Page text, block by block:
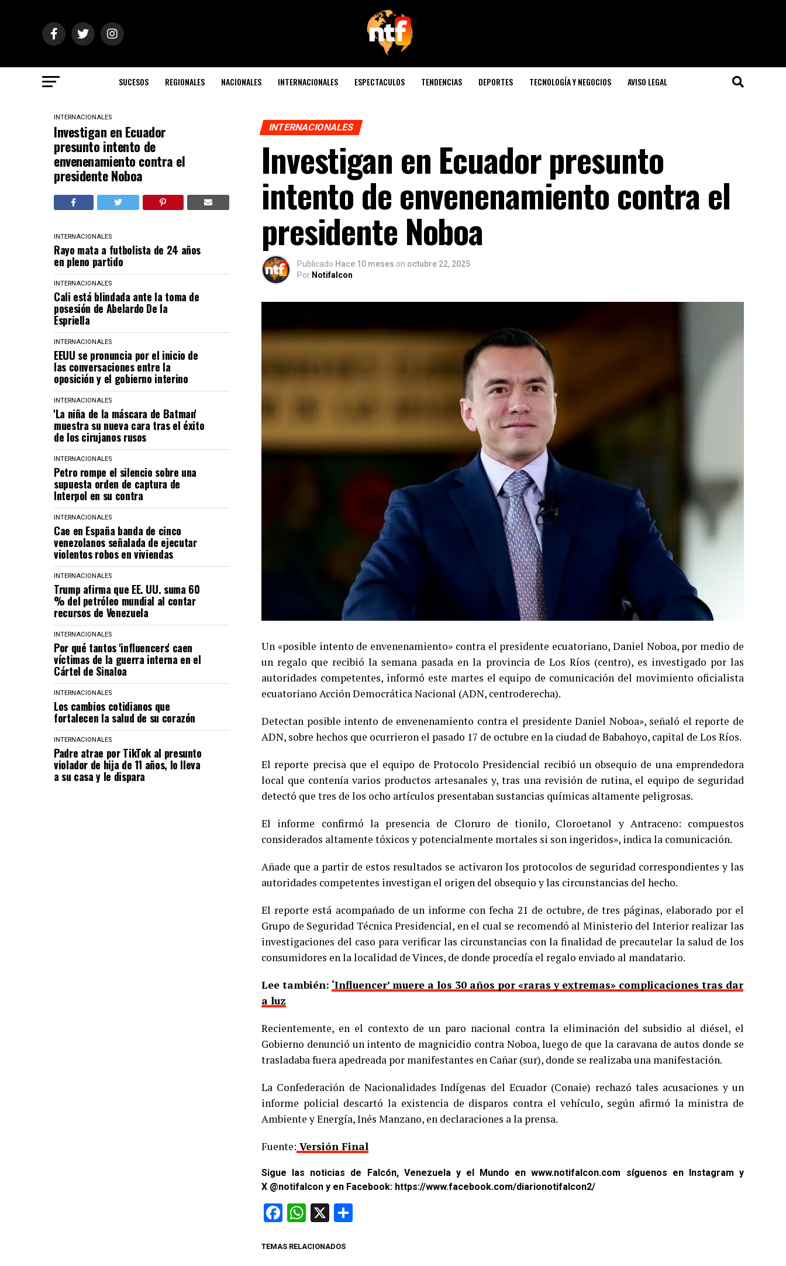
SUCESOS REGIONALES NACIONALES INTERNACIONALES ESPECTACULOS TENDENCIAS DEPORTES TECNOLOGÍA Y NEGOCIOS AVISO LEGAL
INTERNACIONALES
Investigan en Ecuador
presunto intento de
envenenamiento contra el
presidente Noboa
INTERNACIONALES
Rayo mata a futbolista de 24 años
en pleno partido
INTERNACIONALES
Cali está blindada ante la toma de
posesión de Abelardo De la
Espriella
INTERNACIONALES
EEUU se pronuncia por el inicio de
las conversaciones entre la
oposición y el gobierno interino
INTERNACIONALES
'La niña de la máscara de Batman'
muestra su nueva cara tras el éxito
de los cirujanos rusos
INTERNACIONALES
Petro rompe el silencio sobre una
supuesta orden de captura de
Interpol en su contra
INTERNACIONALES
Cae en España banda de cinco
venezolanos señalada de ejecutar
violentos robos en viviendas
INTERNACIONALES
Trump afirma que EE. UU. suma 60
% del petróleo mundial al contar
recursos de Venezuela
INTERNACIONALES
Por qué tantos 'influencers' caen
víctimas de la guerra interna en el
Cártel de Sinaloa
INTERNACIONALES
Los cambios cotidianos que
fortalecen la salud de su corazón
INTERNACIONALES
Padre atrae por TikTok al presunto
violador de hija de 11 años, lo lleva
a su casa y le dispara
INTERNACIONALES
Investigan en Ecuador presunto
intento de envenenamiento contra el
presidente Noboa
Publicado Hace 10 meses on octubre 22, 2025
Por Notifalcon
Un «posible intento de envenenamiento» contra el presidente ecuatoriano, Daniel Noboa, por medio de
un regalo que recibió la semana pasada en la provincia de Los Ríos (centro), es investigado por las
autoridades competentes, informó este martes el equipo de comunicación del movimiento oficialista
ecuatoriano Acción Democrática Nacional (ADN, centroderecha).
Detectan posible intento de envenenamiento contra el presidente Daniel Noboa», señaló el reporte de
ADN, sobre hechos que ocurrieron el pasado 17 de octubre en la ciudad de Babahoyo, capital de Los Ríos.
El reporte precisa que el equipo de Protocolo Presidencial recibió un obsequio de una emprendedora
local que contenía varios productos artesanales y, tras una revisión de rutina, el equipo de seguridad
detectó que tres de los ocho artículos presentaban sustancias químicas altamente peligrosas.
El informe confirmó la presencia de Cloruro de tionilo, Cloroetanol y Antraceno: compuestos
considerados altamente tóxicos y potencialmente mortales si son ingeridos», indica la comunicación.
Añade que a partir de estos resultados se activaron los protocolos de seguridad correspondientes y las
autoridades competentes investigan el origen del obsequio y las circunstancias del hecho.
El reporte está acompañado de un informe con fecha 21 de octubre, de tres páginas, elaborado por el
Grupo de Seguridad Técnica Presidencial, en el cual se recomendó al Ministerio del Interior realizar las
investigaciones del caso para verificar las circunstancias con la finalidad de precautelar la salud de los
consumidores en la localidad de Vinces, de donde procedía el regalo enviado al mandatario.
Lee también: ‘Influencer’ muere a los 30 años por «raras y extremas» complicaciones tras dar
a luz
Recientemente, en el contexto de un paro nacional contra la eliminación del subsidio al diésel, el
Gobierno denunció un intento de magnicidio contra Noboa, luego de que la caravana de autos donde se
trasladaba fuera apedreada por manifestantes en Cañar (sur), donde se realizaba una manifestación.
La Confederación de Nacionalidades Indígenas del Ecuador (Conaie) rechazó tales acusaciones y un
informe policial descartó la existencia de disparos contra el vehículo, según afirmó la ministra de
Ambiente y Energía, Inés Manzano, en declaraciones a la prensa.
Fuente: Versión Final
Sigue las noticias de Falcón, Venezuela y el Mundo enwww.notifalcon.com síguenos en Instagram y
X @notifalcon y en Facebook: https://www.facebook.com/diarionotifalcon2/
Facebook
WhatsApp
X
TEMAS RELACIONADOS